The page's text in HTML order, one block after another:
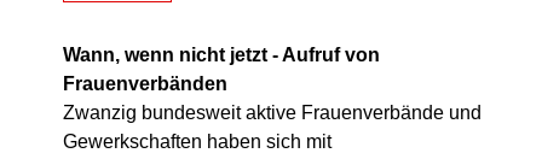
Wann, wenn nicht jetzt - Aufruf von
Frauenverbänden
Zwanzig bundesweit aktive Frauenverbände und
Gewerkschaften haben sich mit